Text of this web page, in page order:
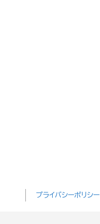
プライバシーポリシー